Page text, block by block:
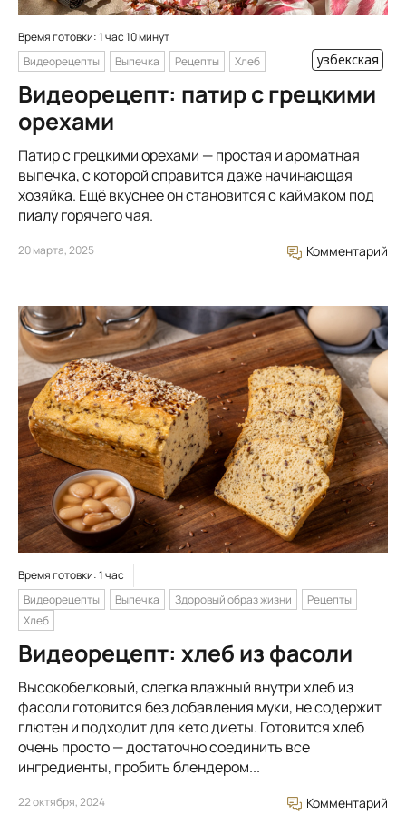
Время готовки: 1 час 10 минут
Видеорецепты
Выпечка Рецепты Хлеб узбекская
Видеорецепт: патир с грецкими
орехами
Патир с грецкими орехами — простая и ароматная
выпечка, с которой справится даже начинающая
хозяйка. Ещё вкуснее он становится с каймаком под
пиалу горячего чая.
20 марта, 2025 Комментарий
Время готовки: 1 час
Видеорецепты
Выпечка Здоровый образ жизни
Рецепты
Хлеб
Видеорецепт: хлеб из фасоли
Высокобелковый, слегка влажный внутри хлеб из
фасоли готовится без добавления муки, не содержит
глютен и подходит для кето диеты. Готовится хлеб
очень просто — достаточно соединить все
ингредиенты, пробить блендером...
22 октября, 2024 Комментарий